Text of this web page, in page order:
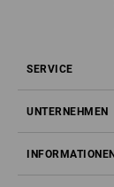
SERVICE
UNTERNEHMEN
INFORMATIONEN